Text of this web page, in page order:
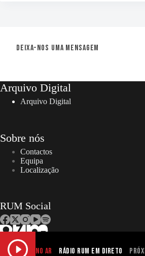
Deixa-nos uma mensagem
Arquivo Digital
Arquivo Digital
Sobre nós
Contactos
Equipa
Localização
RUM Social
Copyright © 2026 – RUM | Todos os direitos
NO AR Rádio RUM em Direto